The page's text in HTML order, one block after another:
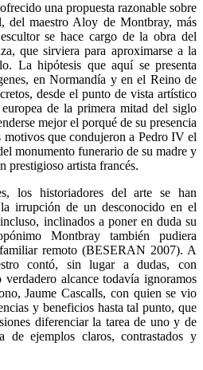
una propuesta razonable sobre
del maestro Aloy de Montbray, más
se hace cargo de la obra del
que sirviera para aproximarse a la
La hipótesis que aquí se presenta
en Normandía y en el Reino de
desde el punto de vista artístico
de la primera mitad del siglo
mejor el porqué de su presencia
que condujeron a Pedro IV el
monumento funerario de su madre y
prestigioso artista francés.
los historiadores del arte se han
irrupción de un desconocido en el
inclinados a poner en duda su
Montbray también pudiera
remoto (BESERAN 2007). A
contó, sin lugar a dudas, con
alcance todavía ignoramos
Jaume Cascalls, con quien se vio
y beneficios hasta tal punto, que
diferenciar la tarea de uno y de
de ejemplos claros, contrastados y